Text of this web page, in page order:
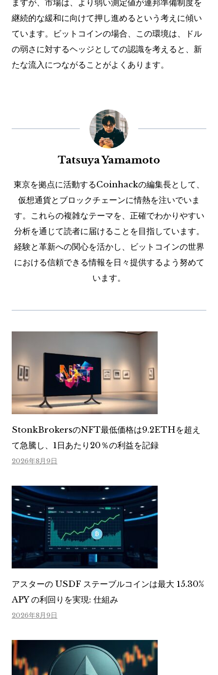
ますが、市場は、より弱い測定値が連邦準備制度を
継続的な緩和に向けて押し進めるという考えに傾い
ています。ビットコインの場合、この環境は、ドル
の弱さに対するヘッジとしての認識を考えると、新
たな流入につながることがよくあります。
Tatsuya Yamamoto
東京を拠点に活動するCoinhackの編集長として、
仮想通貨とブロックチェーンに情熱を注いでいま
す。これらの複雑なテーマを、正確でわかりやすい
分析を通じて読者に届けることを目指しています。
経験と革新への関心を活かし、ビットコインの世界
における信頼できる情報を日々提供するよう努めて
います。
StonkBrokersのNFT最低価格は9.2ETHを超え
て急騰し、1日あたり20％の利益を記録
2026年8月9日
アスターの USDF ステーブルコインは最大 15.30%
APY の利回りを実現: 仕組み
2026年8月9日